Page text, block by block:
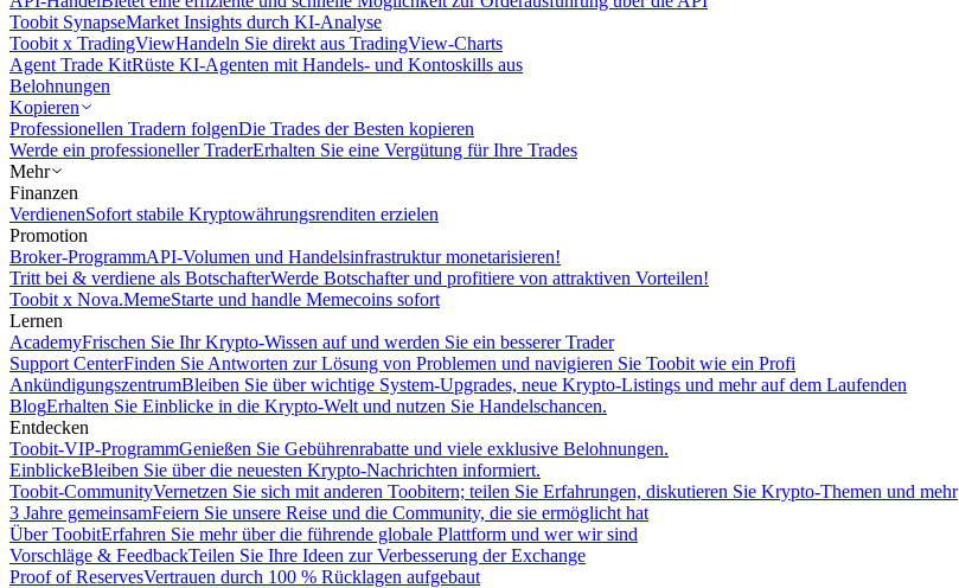
Toobit SynapseMarket Insights durch KI-Analyse
Toobit x TradingViewHandeln Sie direkt aus TradingView-Charts
Agent Trade KitRüste KI-Agenten mit Handels- und Kontoskills aus
Belohnungen
Kopieren
Professionellen Tradern folgenDie Trades der Besten kopieren
Werde ein professioneller TraderErhalten Sie eine Vergütung für Ihre Trades
Mehr
Finanzen
VerdienenSofort stabile Kryptowährungsrenditen erzielen
Promotion
Broker-ProgrammAPI-Volumen und Handelsinfrastruktur monetarisieren!
Tritt bei & verdiene als BotschafterWerde Botschafter und profitiere von attraktiven Vorteilen!
Toobit x Nova.MemeStarte und handle Memecoins sofort
Lernen
AcademyFrischen Sie Ihr Krypto-Wissen auf und werden Sie ein besserer Trader
Support CenterFinden Sie Antworten zur Lösung von Problemen und navigieren Sie Toobit wie ein Profi
AnkündigungszentrumBleiben Sie über wichtige System-Upgrades, neue Krypto-Listings und mehr auf dem Laufenden
BlogErhalten Sie Einblicke in die Krypto-Welt und nutzen Sie Handelschancen.
Entdecken
Toobit-VIP-ProgrammGenießen Sie Gebührenrabatte und viele exklusive Belohnungen.
EinblickeBleiben Sie über die neuesten Krypto-Nachrichten informiert.
Toobit-CommunityVernetzen Sie sich mit anderen Toobitern; teilen Sie Erfahrungen, diskutieren Sie Krypto-Themen und mehr
3 Jahre gemeinsamFeiern Sie unsere Reise und die Community, die sie ermöglicht hat
Über ToobitErfahren Sie mehr über die führende globale Plattform und wer wir sind
Vorschläge & FeedbackTeilen Sie Ihre Ideen zur Verbesserung der Exchange
Proof of ReservesVertrauen durch 100 % Rücklagen aufgebaut